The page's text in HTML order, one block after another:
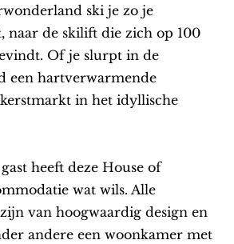
ski je zo je
naar de skilift die zich op 100
Of je slurpt in de
een hartverwarmende
in het idyllische
heeft deze House of
wat wils. Alle
van hoogwaardig design en
andere een woonkamer met